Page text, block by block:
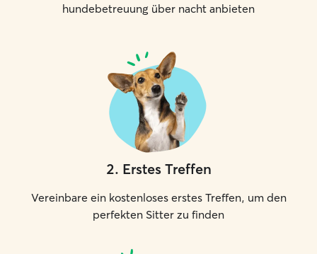
hundebetreuung über nacht anbieten
2. Erstes Treffen
Vereinbare ein kostenloses erstes Treffen, um den
perfekten Sitter zu finden